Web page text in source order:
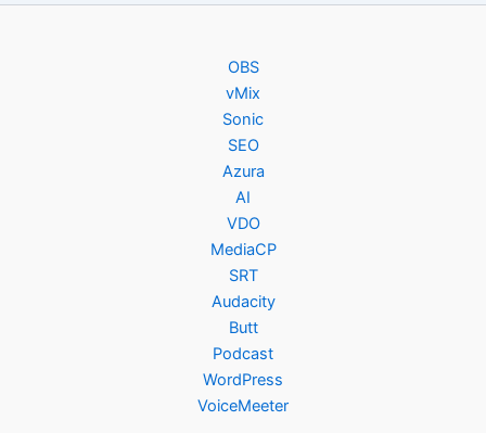
OBS
vMix
Sonic
SEO
Azura
AI
VDO
MediaCP
SRT
Audacity
Butt
Podcast
WordPress
VoiceMeeter